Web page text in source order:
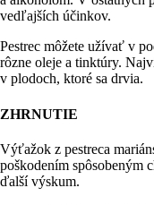
vedľajších účinkov.
Pestrec môžete užívať v
rôzne oleje a tinktúry.
v plodoch, ktoré sa drvia.
ZHRNUTIE
Výťažok z pestreca
poškodením spôsobeným
ďalší výskum.